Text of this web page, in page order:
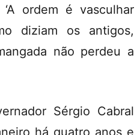
ordem é vasculhar
diziam os antigos,
não perdeu a
Sérgio Cabral
há quatro anos e